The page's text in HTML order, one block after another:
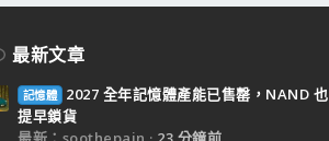
最新文章
記憶體
2027 全年記憶體產能已售罄，NAND 也
提早鎖貨